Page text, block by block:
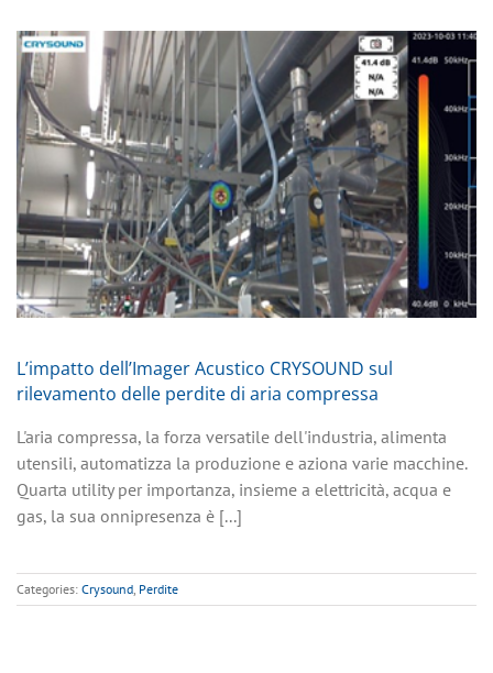
L’impatto dell’Imager Acustico CRYSOUND sul
rilevamento delle perdite di aria compressa
L'aria compressa, la forza versatile dell'industria, alimenta
utensili, automatizza la produzione e aziona varie macchine.
Quarta utility per importanza, insieme a elettricità, acqua e
gas, la sua onnipresenza è [...]
Categories: Crysound, Perdite